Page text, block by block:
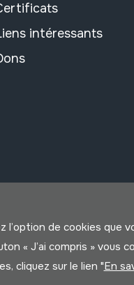
intéressants
de cookies
« J’ai compris »
cliquez sur le lien "En